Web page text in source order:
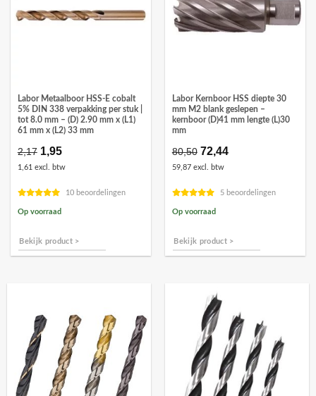
Labor Metaalboor HSS-E cobalt
5% DIN 338 verpakking per stuk |
tot 8.0 mm – (D) 2.90 mm x (L1)
61 mm x (L2) 33 mm
2,17 Oorspronkelijke
prijs
was:
1,95Huidige
is:
1,61 excl. btw
10 beoordelingen
Op voorraad
Bekijk product >
Labor Kernboor HSS diepte 30
mm M2 blank geslepen –
kernboor (D)41 mm lengte (L)30
mm
80,50 Oorspronkelijke
prijs
was:
72,44Huidige
59,87 excl. btw
5 beoordelingen
Op voorraad
Bekijk product >